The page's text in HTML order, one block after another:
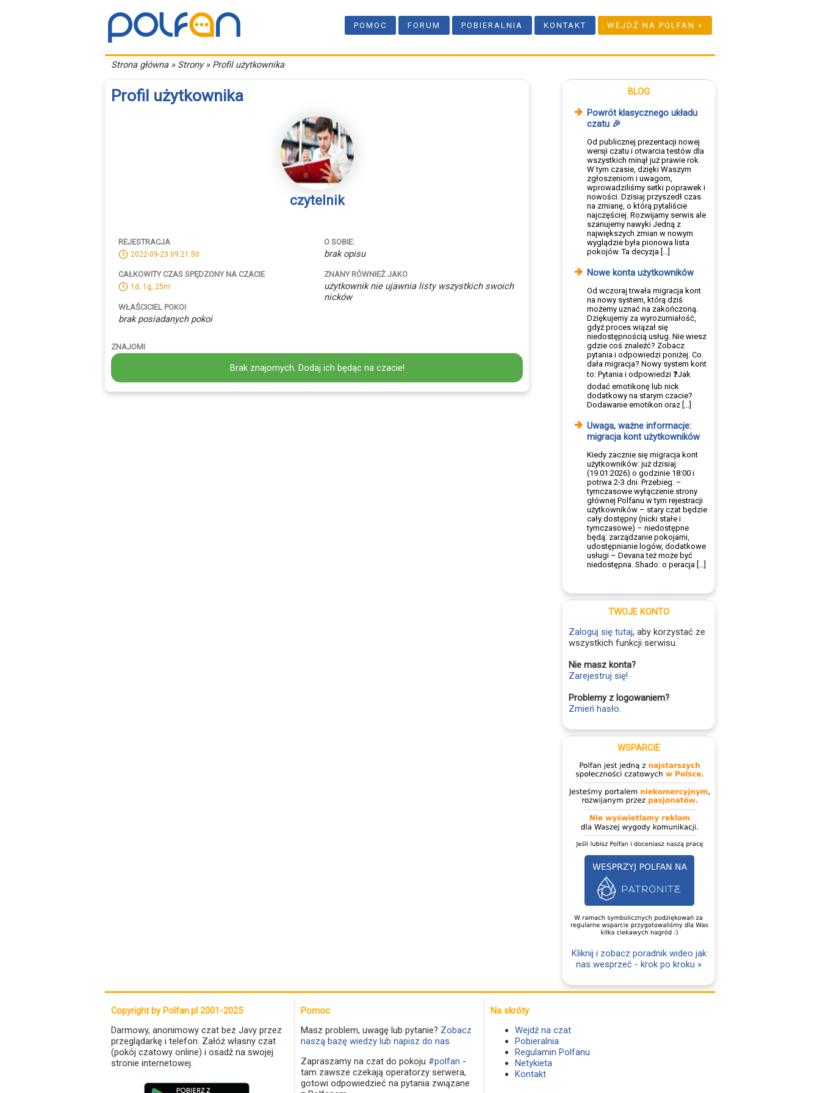
POMOC FORUM POBIERALNIA KONTAKT WEJDŹ NA POLFAN »
Strona główna» Strony » Profil użytkownika
Profil użytkownika
czytelnik
REJESTRACJA
2022-09-23 09:21:50
CAŁKOWITY CZAS SPĘDZONY NA CZACIE
1d, 1g, 25m
WŁAŚCICIEL POKOI
brak posiadanych pokoi
O SOBIE:
brak opisu
ZNANY RÓWNIEŻ JAKO
użytkownik nie ujawnia listy wszystkich swoich
nicków
ZNAJOMI
Brak znajomych. Dodaj ich będąc na czacie!
BLOG
Powrót klasycznego układu
czatu 🎉
Od publicznej prezentacji nowej
wersji czatu i otwarcia testów dla
wszystkich minął już prawie rok.
W tym czasie, dzięki Waszym
zgłoszeniom i uwagom,
wprowadziliśmy setki poprawek i
nowości. Dzisiaj przyszedł czas
na zmianę, o którą pytaliście
najczęściej. Rozwijamy serwis ale
szanujemy nawyki Jedną z
największych zmian w nowym
wyglądzie była pionowa lista
pokojów. Ta decyzja […]
Nowe konta użytkowników
Od wczoraj trwała migracja kont
na nowy system, którą dziś
możemy uznać na zakończoną.
Dziękujemy za wyrozumiałość,
gdyż proces wiązał się
niedostępnością usług. Nie wiesz
gdzie coś znaleźć? Zobacz
pytania i odpowiedzi poniżej. Co
dała migracja? Nowy system kont
to: Pytania i odpowiedzi ❓Jak
dodać emotikonę lub nick
dodatkowy na starym czacie?
Dodawanie emotikon oraz […]
Uwaga, ważne informacje:
migracja kont użytkowników
Kiedy zacznie się migracja kont
użytkowników: już dzisiaj
(19.01.2026) o godzinie 18:00 i
potrwa 2-3 dni. Przebieg: –
tymczasowe wyłączenie strony
głównej Polfanu w tym rejestracji
użytkowników – stary czat będzie
cały dostępny (nicki stałe i
tymczasowe) – niedostępne
będą: zarządzanie pokojami,
udostępnianie logów, dodatkowe
usługi – Devana też może być
niedostępna. Shado: o peracja […]
TWOJE KONTO
Zaloguj się tutaj, aby korzystać ze
wszystkich funkcji serwisu.
Nie masz konta?
Zarejestruj się!
Problemy z logowaniem?
Zmień hasło.
WSPARCIE
Kliknij i zobacz poradnik wideo jak
nas wesprzeć - krok po kroku »
Copyright by Polfan.pl 2001-2025
Darmowy, anonimowy czat bez Javy przez
przeglądarkę i telefon. Załóż własny czat
(pokój czatowy online) i osadź na swojej
stronie internetowej.
Pomoc
Masz problem, uwagę lub pytanie? Zobacz
naszą bazę wiedzy lub napisz do nas.
Zapraszamy na czat do pokoju #polfan -
tam zawsze czekają operatorzy serwera,
gotowi odpowiedzieć na pytania związane
Na skróty
Wejdź na czat
Pobieralnia
Regulamin Polfanu
Netykieta
Kontakt